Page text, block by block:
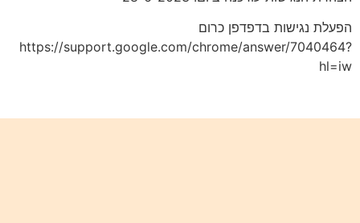
הפעלת נגישות בדפדפן כרום
https://support.google.com/chrome/answer/7040464?
hl=iw